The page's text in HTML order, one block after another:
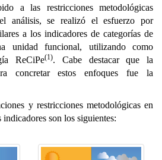
a las restricciones metodológicas
análisis, se realizó el esfuerzo por
a los indicadores de categorías de
unidad funcional, utilizando como
ReCiPe(1). Cabe destacar que la
concretar estos enfoques fue la
y restricciones metodológicas en
son los siguientes: